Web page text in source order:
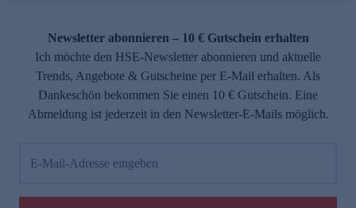
Newsletter abonnieren – 10 € Gutschein erhalten
Ich möchte den HSE-Newsletter abonnieren und aktuelle
Trends, Angebote & Gutscheine per E-Mail erhalten. Als
Dankeschön bekommen Sie einen 10 € Gutschein. Eine
Abmeldung ist jederzeit in den Newsletter-E-Mails möglich.
E-Mail-Adresse eingeben